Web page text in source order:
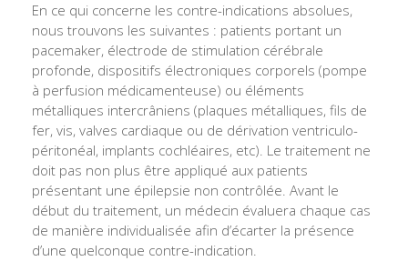
En ce qui concerne les contre-indications absolues,
nous trouvons les suivantes : patients portant un
pacemaker, électrode de stimulation cérébrale
profonde, dispositifs électroniques corporels (pompe
à perfusion médicamenteuse) ou éléments
métalliques intercrâniens (plaques métalliques, fils de
fer, vis, valves cardiaque ou de dérivation ventriculo-
péritonéal, implants cochléaires, etc). Le traitement ne
doit pas non plus être appliqué aux patients
présentant une épilepsie non contrôlée. Avant le
début du traitement, un médecin évaluera chaque cas
de manière individualisée afin d’écarter la présence
d’une quelconque contre-indication.